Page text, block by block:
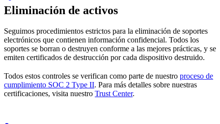
Eliminación de activos
Seguimos procedimientos estrictos para la eliminación de soportes
electrónicos que contienen información confidencial. Todos los
soportes se borran o destruyen conforme a las mejores prácticas, y se
emiten certificados de destrucción por cada dispositivo destruido.
Todos estos controles se verifican como parte de nuestro proceso de
cumplimiento SOC 2 Type II. Para más detalles sobre nuestras
certificaciones, visita nuestro Trust Center.